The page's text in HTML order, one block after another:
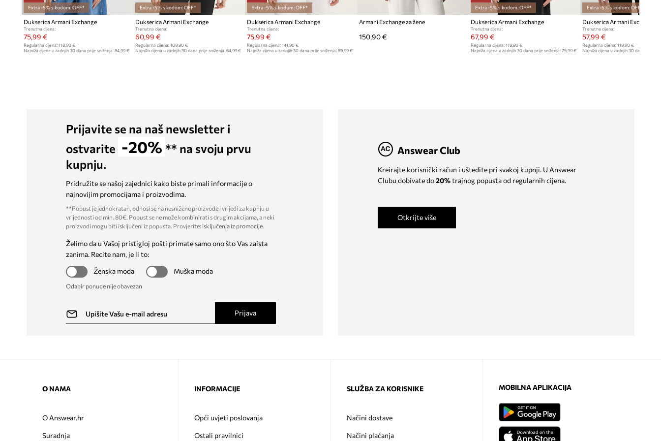
Extra -5% s kodom: OFF*
Dukserica Armani Exchange
Trenutna cijena:
75,99 €
Regularna cijena: 118,90 €
Najniža cijena u zadnjih 30 dana prije sniženja: 84,99 €
Extra -5% s kodom: OFF*
Dukserica Armani Exchange
Trenutna cijena:
60,99 €
Regularna cijena:109,90 €
Najniža cijena u zadnjih 30 dana prije sniženja:64,99 €
Extra -5% s kodom: OFF*
Dukserica Armani Exchange
Trenutna cijena:
75,99 €
Regularna cijena: 141,90 €
Najniža cijena u zadnjih 30 dana prije sniženja: 89,99 €
Armani Exchange za žene
150,90 €
Extra -5% s kodom: OFF*
Dukserica Armani Exchange
Trenutna cijena:
67,99 €
Regularna cijena:118,90 €
Najniža cijena u zadnjih 30 dana prije sniženja:75,99 €
Extra -5% s kodom: OFF*
Dukserica Armani Exchange
Trenutna cijena:
57,99 €
Regularna cijena: 119,90 €
Najniža cijena u zadnjih 30 dana prije
Prijavite se na naš newsletter i
ostvarite -20% ** na svoju prvu
kupnju.
Pridružite se našoj zajednici kako biste primali informacije o
najnovijim promocijama i proizvodima.
**Popust je jednokratan, odnosi se na nesnižene proizvode i vrijedi za kupnju u
vrijednosti od min. 80€. Popust se ne može kombinirati s drugim akcijama, a neki
proizvodi mogu biti isključeni iz popusta. Provjerite: isključenja iz promocije.
Želimo da u Vašoj pristigloj pošti primate samo ono što Vas zaista
zanima. Recite nam, je li to:
Ženska moda
Muška moda
Odabir ponude nije obavezan
Prijava
Answear Club
Kreirajte korisnički račun i uštedite pri svakoj kupnji. U Answear
Clubu dobivate do20%trajnog popusta od regularnih cijena.
Otkrijte više
O NAMA
O Answear.hr
Suradnja
INFORMACIJE
Opći uvjeti poslovanja
Ostali pravilnici
SLUŽBA ZA KORISNIKE
Načini dostave
Načini plaćanja
MOBILNA APLIKACIJA